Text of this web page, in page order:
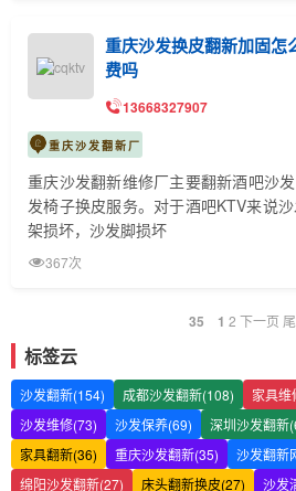
重庆沙发换皮翻新加固怎
费吗
13668327907
重庆沙发翻新厂
重庆沙发翻新维修厂主要翻新酒吧沙
发椅子换皮服务。对于酒吧KTV来说
架损坏，沙发脚损坏
367次
35 1 2 下一页
标签云
沙发翻新(154) 成都沙发翻新(108) 家具维
沙发维修(73)
沙发保养(69) 深圳沙发翻新
家具翻新(36)
重庆沙发翻新(35) 沙发翻新
绵阳沙发翻新(27)
床头翻新换皮(27) 沙发